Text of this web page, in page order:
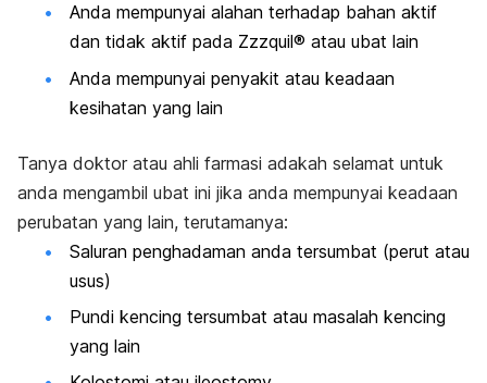
Anda mempunyai alahan terhadap bahan aktif
dan tidak aktif pada Zzzquil® atau ubat lain
Anda mempunyai penyakit atau keadaan
kesihatan yang lain
Tanya doktor atau ahli farmasi adakah selamat untuk
anda mengambil ubat ini jika anda mempunyai keadaan
perubatan yang lain, terutamanya:
Saluran penghadaman anda tersumbat (perut atau
usus)
Pundi kencing tersumbat atau masalah kencing
yang lain